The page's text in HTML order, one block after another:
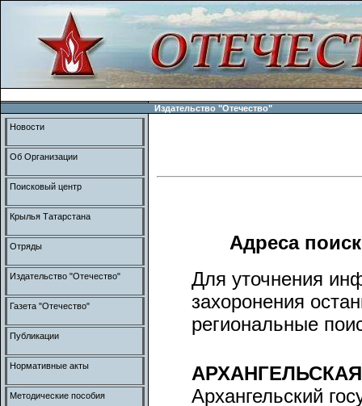
Издательство "Отечество"
Адреса
Для уточнения
захоронения
региональные
Архангельский
Новости
Об Организации
Поисковый центр
Крылья Татарстана
Отряды
Издательство "Отечество"
Газета "Отечество"
Публикации
Нормативные акты
Методические пособия